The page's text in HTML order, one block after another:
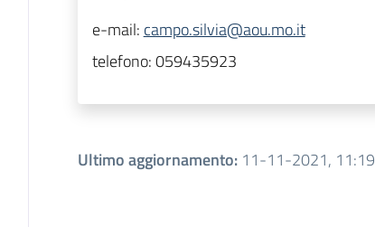
e-mail: campo.silvia@aou.mo.it
telefono:059435923
Ultimo aggiornamento: 11-11-2021, 11:19